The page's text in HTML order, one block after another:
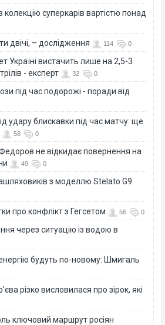
суперкарів вартістю понад
двічі, – дослідження 114 0
Україні вистачить лише на 2,5-3
- експерт
32 0
під час подорожі - поради від
удару блискавки під час матчу: ще
58 0
не відкидає повернення на
49 0
з моделлю Stelato G9.
про конфлікт з Гегсетом 56 0
через ситуацію із водою в
будуть по-новому: Шмигаль
різко висловилася про зірок, які
ключовий маршрут росіян